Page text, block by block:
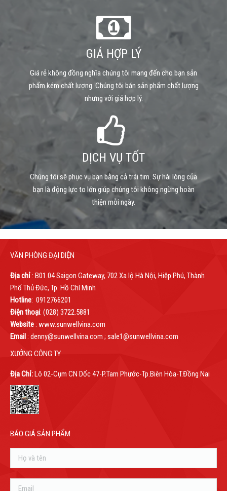
GIÁ HỢP LÝ
Giá rẻ không đồng nghĩa chúng tôi mang đến cho bạn sản
phẩm kém chất lượng. Chúng tôi bán sản phẩm chất lượng
nhưng với giá hợp lý.
DỊCH VỤ TỐT
Chúng tôi sẽ phục vụ bạn bằng cả trái tim. Sự hài lòng của
bạn là động lực to lớn giúp chúng tôi không ngừng hoàn
thiện mỗi ngày.
VĂN PHÒNG ĐẠI DIỆN
Địa chỉ: B01.04 Saigon Gateway, 702 Xa lộ Hà Nội, Hiệp Phú, Thành
Phố Thủ Đức, Tp. Hồ Chí Minh
Hotline: 0912766201
Điện thoại: (028) 3722.5881
Website: www.sunwellvina.com
Email: denny@sunwellvina.com ; sale1@sunwellvina.com
XƯỞNG CÔNG TY
Địa Chỉ:Lô 02-Cụm CN Dốc 47-P.Tam Phước-Tp.Biên Hòa-T.Đồng Nai
BÁO GIÁ SẢN PHẨM